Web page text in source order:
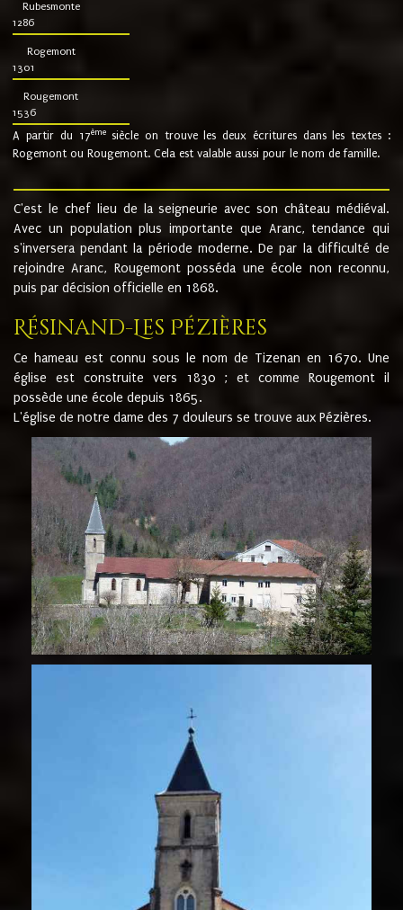
Rubesmonte
1286
Rogemont
1301
Rougemont
1536
A partir du 17ème siècle on trouve les deux écritures dans les textes :
Rogemont ou Rougemont. Cela est valable aussi pour le nom de famille.
C'est le chef lieu de la seigneurie avec son château médiéval.
Avec un population plus importante que Aranc, tendance qui
s'inversera pendant la période moderne. De par la difficulté de
rejoindre Aranc, Rougemont posséda une école non reconnu,
puis par décision officielle en 1868.
Résinand-Les Pézières
Ce hameau est connu sous le nom de Tizenan en 1670. Une
église est construite vers 1830 ; et comme Rougemont il
possède une école depuis 1865.
L'église de notre dame des 7 douleurs se trouve aux Pézières.